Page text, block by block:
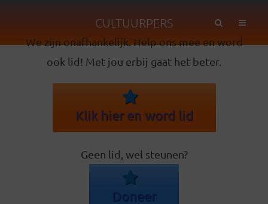
CULTUURPERS
We zijn onafhankelijk. Help ons mee en word
ook lid! Met jou erbij gaat het beter.
Klik hier en word lid
Geen lid, wel steunen?
Doneer